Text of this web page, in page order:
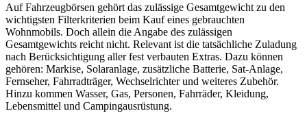
Auf Fahrzeugbörsen gehört das zulässige Gesamtgewicht zu den
wichtigsten Filterkriterien beim Kauf eines gebrauchten
Wohnmobils. Doch allein die Angabe des zulässigen
Gesamtgewichts reicht nicht. Relevant ist die tatsächliche Zuladung
nach Berücksichtigung aller fest verbauten Extras. Dazu können
gehören: Markise, Solaranlage, zusätzliche Batterie, Sat-Anlage,
Fernseher, Fahrradträger, Wechselrichter und weiteres Zubehör.
Hinzu kommen Wasser, Gas, Personen, Fahrräder, Kleidung,
Lebensmittel und Campingausrüstung.